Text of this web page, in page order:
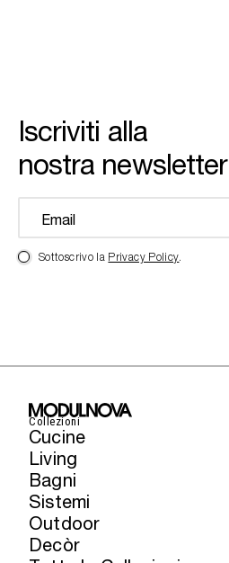
Iscriviti alla
nostra newsletter
Sottoscrivo la Privacy Policy.
Collezioni
Cucine
Living
Bagni
Sistemi
Outdoor
Decòr